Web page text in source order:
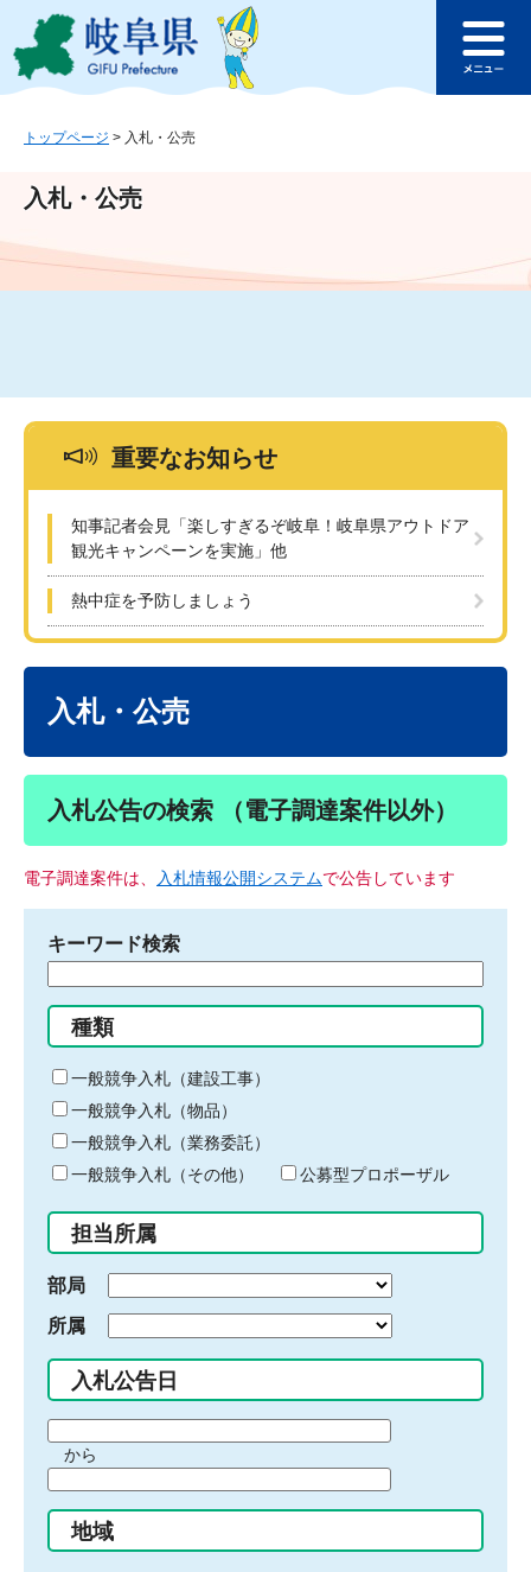
ジ
ュ
文
このページの本文へ
ュ
トップページ > 入札・公売
入札・公売
重要なお知らせ
知事記者会見「楽しすぎるぞ岐阜！岐阜県アウトドア
観光キャンペーンを実施」他
熱中症を予防しましょう
入札・公売
入札公告の検索 （電子調達案件以外）
電子調達案件は、 入札情報公開システムで公告しています
キーワード検索
る
キ
ー
ワ
ー
ド
入
力
種類
一般競争入札（建設工事）
一般競争入札（物品）
一般競争入札（業務委託）
一般競争入札（その他）
公募型プロポーザル
担当所属
部局
所属
入札公告日
間
始
り
から
間
終
地域